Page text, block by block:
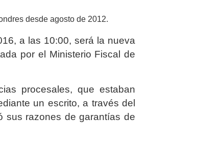
desde agosto de 2012.
a las 10:00, será la nueva
por el Ministerio Fiscal de
procesales, que estaban
un escrito, a través del
sus razones de garantías de